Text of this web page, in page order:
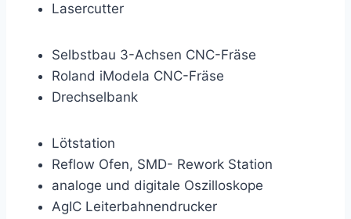
Lasercutter
Selbstbau 3-Achsen CNC-Fräse
Roland iModela CNC-Fräse
Drechselbank
Lötstation
Reflow Ofen, SMD- Rework Station
analoge und digitale Oszilloskope
AgIC Leiterbahnendrucker